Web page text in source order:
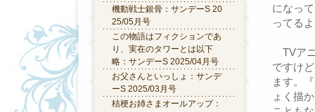
機動戦士銀骨：サンデーS 20
25/05月号
この物語はフィクションであ
り、実在のタワーとは以下
略：サンデーS 2025/04月号
お父さんといっしょ：サンデ
ーS 2025/03月号
桔梗お姉さまオールアップ：
になっ
ってる
TVア
ですけ
ます。
ょく描